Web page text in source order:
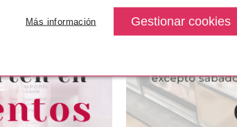
ULTRA PRECISION GEL EYE
20H WATERORPOOF 010
LARGA
Más información